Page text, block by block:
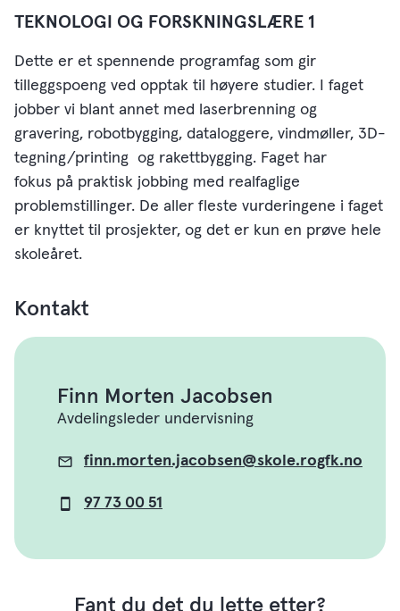
TEKNOLOGI OG FORSKNINGSLÆRE 1
Dette er et spennende programfag som gir
tilleggspoeng ved opptak til høyere studier. I faget
jobber vi blant annet med laserbrenning og
gravering, robotbygging, dataloggere, vindmøller, 3D-
tegning/printing og rakettbygging. Faget har
fokus på praktisk jobbing med realfaglige
problemstillinger. De aller fleste vurderingene i faget
er knyttet til prosjekter, og det er kun en prøve hele
skoleåret.
Kontakt
Finn Morten Jacobsen
Avdelingsleder undervisning
post
finn.morten.jacobsen@skole.rogfk.no
Mobil
97 73 00 51
Fant du det du lette etter?